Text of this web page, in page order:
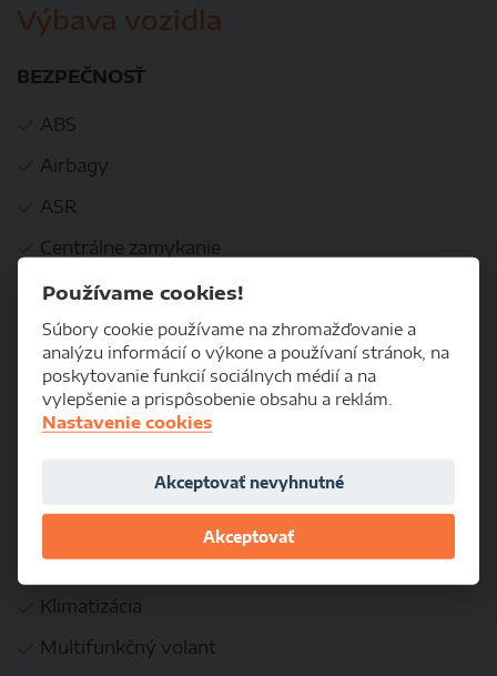
Výbava vozidla
BEZPEČNOSŤ
ABS
Airbagy
ASR
Centrálne zamykanie
ESP
Imobilizér
KOMFORT
Diaľkové ovládanie zamykania
Elektrické okná
Elektrické zrkadlá
Klimatizácia
Multifunkčný volant
Používame cookies!
Súbory cookie používame na zhromažďovanie a
analýzu informácií o výkone a používaní stránok, na
poskytovanie funkcií sociálnych médií a na
vylepšenie a prispôsobenie obsahu a reklám.
Nastavenie cookies
Akceptovať nevyhnutné
Akceptovať